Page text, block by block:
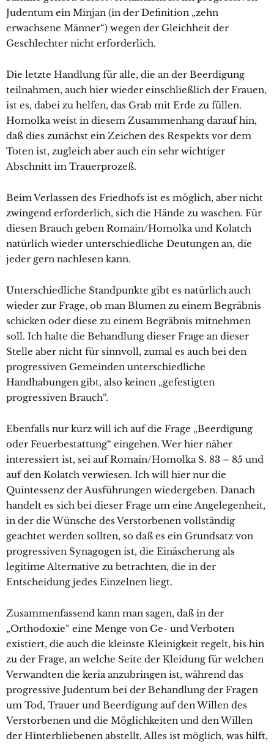
Judentum ein Minjan (in der Definition „zehn
erwachsene Männer“) wegen der Gleichheit der
Geschlechter nicht erforderlich.
Die letzte Handlung für alle, die an der Beerdigung
teilnahmen, auch hier wieder einschließlich der Frauen,
ist es, dabei zu helfen, das Grab mit Erde zu füllen.
Homolka weist in diesem Zusammenhang darauf hin,
daß dies zunächst ein Zeichen des Respekts vor dem
Toten ist, zugleich aber auch ein sehr wichtiger
Abschnitt im Trauerprozeß.
Beim Verlassen des Friedhofs ist es möglich, aber nicht
zwingend erforderlich, sich die Hände zu waschen. Für
diesen Brauch geben Romain/Homolka und Kolatch
natürlich wieder unterschiedliche Deutungen an, die
jeder gern nachlesen kann.
Unterschiedliche Standpunkte gibt es natürlich auch
wieder zur Frage, ob man Blumen zu einem Begräbnis
schicken oder diese zu einem Begräbnis mitnehmen
soll. Ich halte die Behandlung dieser Frage an dieser
Stelle aber nicht für sinnvoll, zumal es auch bei den
progressiven Gemeinden unterschiedliche
Handhabungen gibt, also keinen „gefestigten
progressiven Brauch“.
Ebenfalls nur kurz will ich auf die Frage „Beerdigung
oder Feuerbestattung“ eingehen. Wer hier näher
interessiert ist, sei auf Romain/Homolka S. 83 – 85 und
auf den Kolatch verwiesen. Ich will hier nur die
Quintessenz der Ausführungen wiedergeben. Danach
handelt es sich bei dieser Frage um eine Angelegenheit,
in der die Wünsche des Verstorbenen vollständig
geachtet werden sollten, so daß es ein Grundsatz von
progressiven Synagogen ist, die Einäscherung als
legitime Alternative zu betrachten, die in der
Entscheidung jedes Einzelnen liegt.
Zusammenfassend kann man sagen, daß in der
„Orthodoxie“ eine Menge von Ge- und Verboten
existiert, die auch die kleinste Kleinigkeit regelt, bis hin
zu der Frage, an welche Seite der Kleidung für welchen
Verwandten die keria anzubringen ist, während das
progressive Judentum bei der Behandlung der Fragen
um Tod, Trauer und Beerdigung auf den Willen des
Verstorbenen und die Möglichkeiten und den Willen
der Hinterbliebenen abstellt. Alles ist möglich, was hilft,